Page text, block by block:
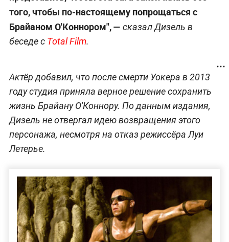
того, чтобы по-настоящему попрощаться с
Брайаном О'Коннором", — сказал Дизель в
беседе с Total Film.
Актёр добавил, что после смерти Уокера в 2013
году студия приняла верное решение сохранить
жизнь Брайану О'Коннору. По данным издания,
Дизель не отвергал идею возвращения этого
персонажа, несмотря на отказ режиссёра Луи
Летерье.